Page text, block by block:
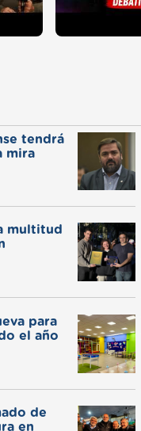
tendrá
mira
multitud
para
el año
de
en